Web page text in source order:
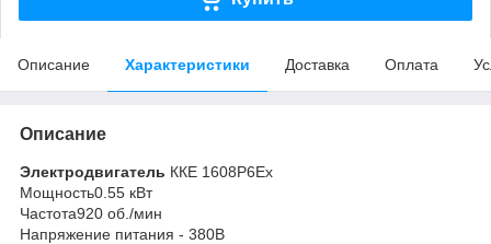
Описание Характеристики Доставка Оплата
Описание
Электродвигатель ККЕ 1608Р6Ех
Мощность0.55 кВт
Частота920 об./мин
Напряжение питания - 380В